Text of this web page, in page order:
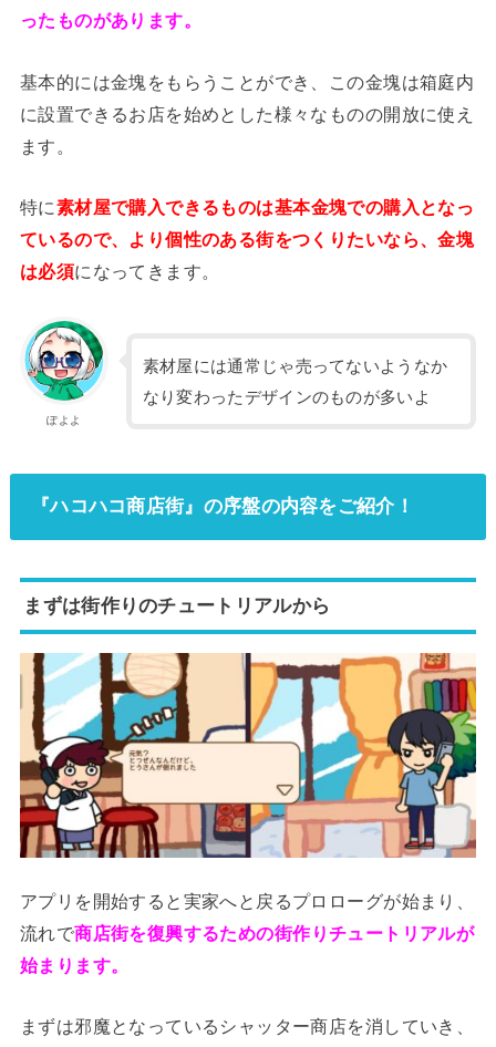
ったものがあります。
基本的には金塊をもらうことができ、この金塊は箱庭内
に設置できるお店を始めとした様々なものの開放に使え
ます。
特に素材屋で購入できるものは基本金塊での購入となっ
ているので、より個性のある街をつくりたいなら、金塊
は必須になってきます。
ぽよよ
素材屋には通常じゃ売ってないようなか
なり変わったデザインのものが多いよ
『ハコハコ商店街』の序盤の内容をご紹介！
まずは街作りのチュートリアルから
アプリを開始すると実家へと戻るプロローグが始まり、
流れで商店街を復興するための街作りチュートリアルが
始まります。
まずは邪魔となっているシャッター商店を消していき、